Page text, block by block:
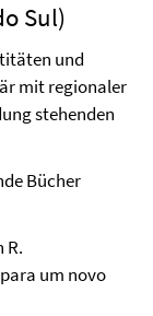
Sul)
und
mit regionaler
stehenden
Bücher
R.
um novo